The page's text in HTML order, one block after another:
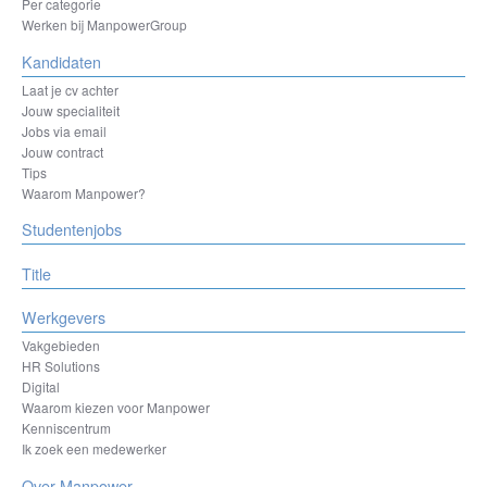
Hesperange
Kortenberg
Kortrijk
La Louvière
Leuven
Liège
Mechelen
Moeskroen
Namur
Oostende
Ottignies-Louvain-la-Neuve
Oudenaarde
Oupeye
Sint-Niklaas
Sint-Pieters-Leeuw
Sombreffe
Tienen
Tongeren-Borgloon
Tournai
Per categorie
Werken bij ManpowerGroup
Kandidaten
Laat je cv achter
Jouw specialiteit
Jobs via email
Jouw contract
Tips
Waarom Manpower?
Studentenjobs
Title
Werkgevers
Vakgebieden
HR Solutions
Digital
Waarom kiezen voor Manpower
Kenniscentrum
Ik zoek een medewerker